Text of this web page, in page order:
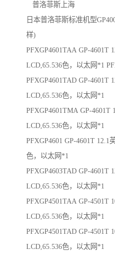
普洛菲斯上海
日本普洛菲斯标准机型
样)
PFXGP4601TAA GP-4601T
LCD,65.536色，以太网*1
PFXGP4601TAD GP-4601T
LCD,65.536色，以太网*1
PFXGP4601TMA GP-4601T
LCD,65.536色，以太网*1
PFXGP4601 GP-4601T 12.1
色，以太网*1
PFXGP4603TAD GP-4601T
LCD,65.536色，以太网*1
PFXGP4501TAA GP-4501T
LCD,65.536色，以太网*1
PFXGP4501TAD GP-4501T
LCD,65.536色，以太网*1